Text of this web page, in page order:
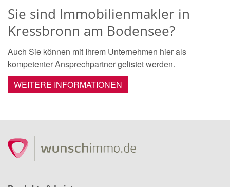
Sie sind Immobilienmakler in
Kressbronn am Bodensee?
Auch Sie können mit Ihrem Unternehmen hier als
kompetenter Ansprechpartner gelistet werden.
WEITERE INFORMATIONEN